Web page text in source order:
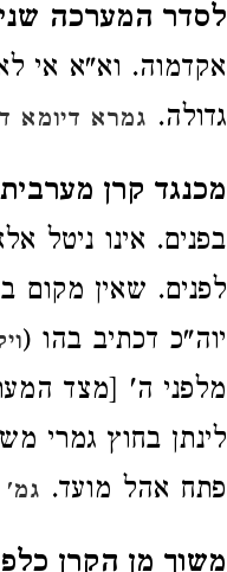
לסדר המערכה
אקדמוה. וא"א אי
גדולה. גמרא דיומא
מכנגד קרן
בפנים. אינו ניטל
לפנים. שאין מקום
יוה"כ דכתיב בהו (
מלפני ה' [מצד
לינתן בחוץ גמרי
פתח אהל מועד. גמ'